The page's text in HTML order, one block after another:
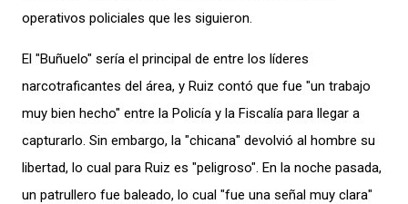
operativos policiales que les siguieron.
El "Buñuelo" sería el principal de entre los líderes
narcotraficantes del área, y Ruiz contó que fue "un trabajo
muy bien hecho" entre la Policía y la Fiscalía para llegar a
capturarlo. Sin embargo, la "chicana" devolvió al hombre su
libertad, lo cual para Ruiz es "peligroso". En la noche pasada,
un patrullero fue baleado, lo cual "fue una señal muy clara"